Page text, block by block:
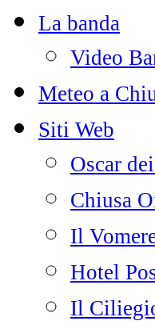
La banda
Video
Meteo a
Siti Web
Oscar
Chiusa
Il
Hotel
Il